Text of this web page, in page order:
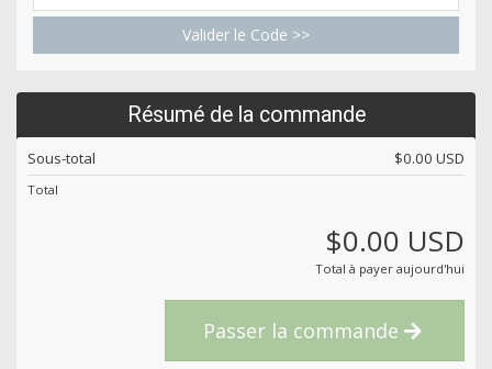
Valider le Code >>
Résumé de la commande
Sous-total $0.00 USD
Total
$0.00 USD
Total à payer aujourd'hui
Passer la commande